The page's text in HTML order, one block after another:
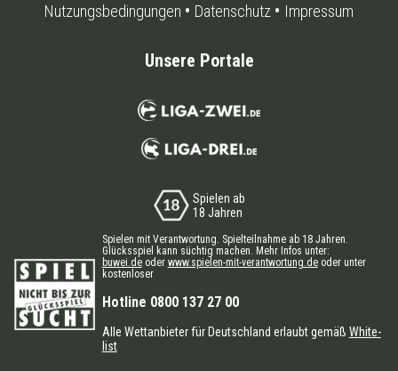
Nutzungsbedingungen Datenschutz Impressum
Unsere Portale
Spielen ab
18 Jahren
Spielen mit Verantwortung. Spielteilnahme ab 18 Jahren.
Glücksspiel kann süchtig machen. Mehr Infos unter:
buwei.deoder www.spielen-mit-verantwortung.deoder unter
kostenloser
Hotline 0800 137 27 00
Alle Wettanbieter für Deutschland erlaubt gemäß White-
list